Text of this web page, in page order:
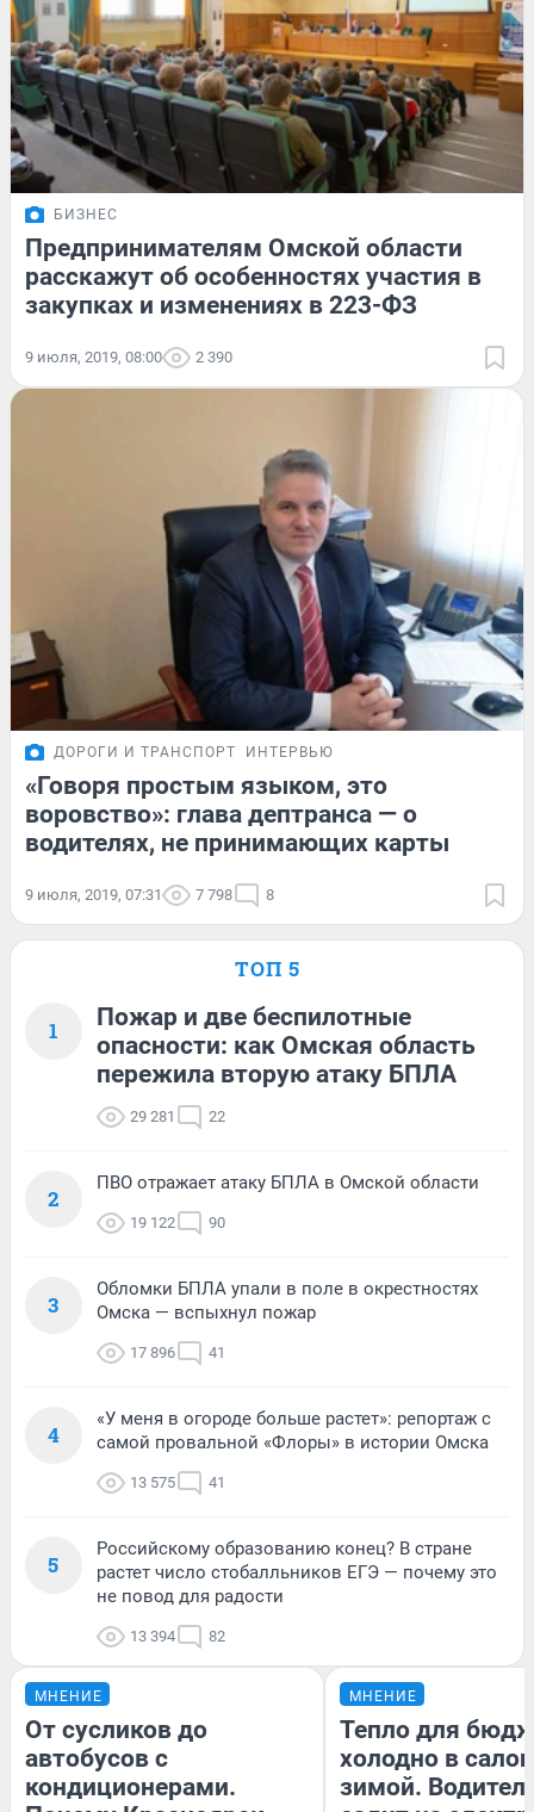
БИЗНЕС
Предпринимателям Омской области
расскажут об особенностях участия в
закупках и изменениях в 223-ФЗ
9 июля, 2019, 08:00 2 390
ДОРОГИ И ТРАНСПОРТ ИНТЕРВЬЮ
«Говоря простым языком, это
воровство»: глава дептранса — о
водителях, не принимающих карты
9 июля, 2019, 07:31 7 798 8
ТОП 5
1
Пожар и две беспилотные
опасности: как Омская область
пережила вторую атаку БПЛА
29 281 22
2
ПВО отражает атаку БПЛА в Омской области
19 122 90
3
Обломки БПЛА упали в поле в окрестностях
Омска — вспыхнул пожар
17 896 41
4
«У меня в огороде больше растет»: репортаж с
самой провальной «Флоры» в истории Омска
13 575 41
5
Российскому образованию конец? В стране
растет число стобалльников ЕГЭ — почему это
не повод для радости
13 394 82
МНЕНИЕ
От сусликов до
автобусов с
кондиционерами.
МНЕНИЕ
Тепло для
холодно в
зимой.